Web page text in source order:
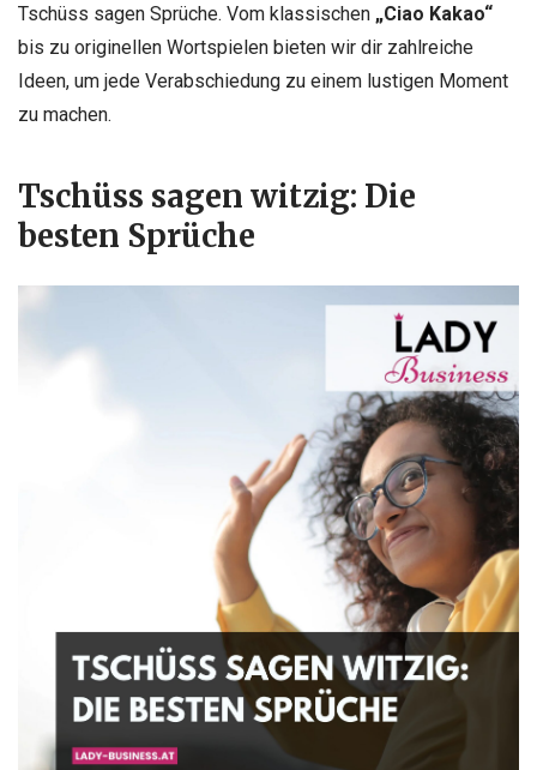
Tschüss sagen Sprüche. Vom klassischen „Ciao Kakao“
bis zu originellen Wortspielen bieten wir dir zahlreiche
Ideen, um jede Verabschiedung zu einem lustigen Moment
zu machen.
Tschüss sagen witzig: Die
besten Sprüche